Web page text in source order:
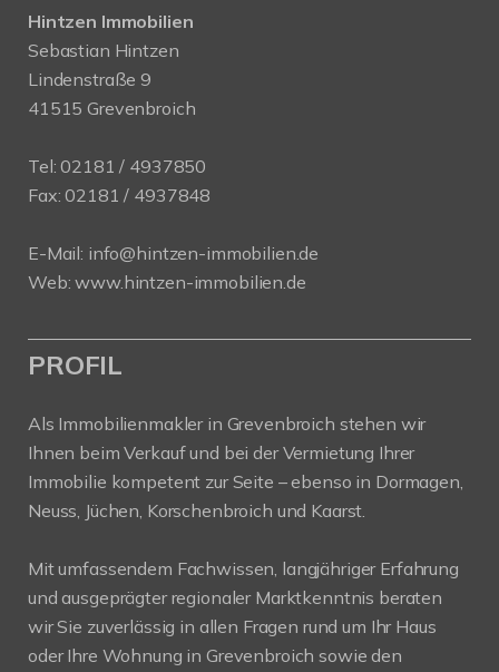
Hintzen Immobilien
Sebastian Hintzen
Lindenstraße 9
41515 Grevenbroich
Tel:02181 / 4937850
Fax: 02181 / 4937848
E-Mail: info@hintzen-immobilien.de
Web:www.hintzen-immobilien.de
PROFIL
Als Immobilienmakler in Grevenbroich stehen wir
Ihnen beim Verkauf und bei der Vermietung Ihrer
Immobilie kompetent zur Seite – ebenso in Dormagen,
Neuss, Jüchen, Korschenbroich und Kaarst.
Mit umfassendem Fachwissen, langjähriger Erfahrung
und ausgeprägter regionaler Marktkenntnis beraten
wir Sie zuverlässig in allen Fragen rund um Ihr Haus
oder Ihre Wohnung in Grevenbroich sowie den